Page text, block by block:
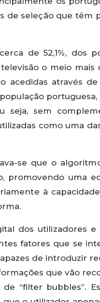
de seleção que têm
de 52,1%, dos
o meio mais
acedidas através
portuguesa,
seja, sem
como uma
se que o
promovendo uma
à
dos utilizadores
fatores que se
de introduzir
que vão
“filter bubbles”.